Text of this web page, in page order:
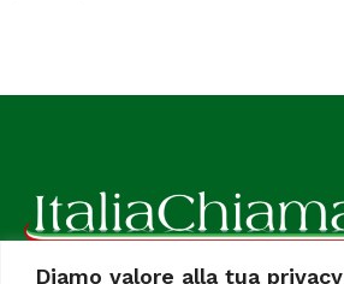
Diamo valore alla tua privacy